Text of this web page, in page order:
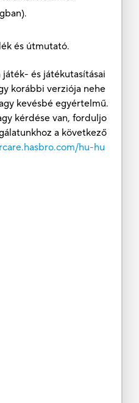
és útmutató.
és játékutasításai
korábbi verziója nehe
kevésbé egyértelmű.
kérdése van, forduljo
a következő
hu-hu